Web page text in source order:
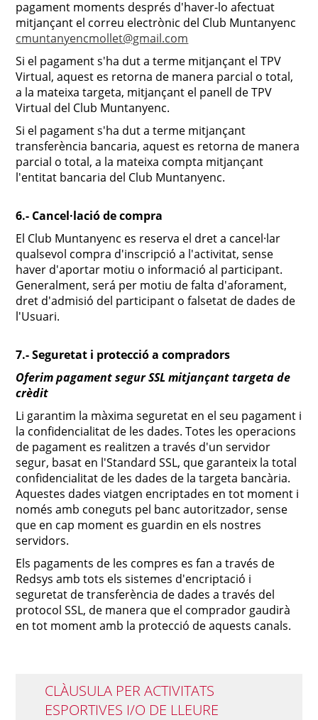
pagament moments després d'haver-lo afectuat
mitjançant el correu electrònic del Club Muntanyenc
cmuntanyencmollet@gmail.com
Si el pagament s'ha dut a terme mitjançant el TPV
Virtual, aquest es retorna de manera parcial o total,
a la mateixa targeta, mitjançant el panell de TPV
Virtual del Club Muntanyenc.
Si el pagament s'ha dut a terme mitjançant
transferència bancaria, aquest es retorna de manera
parcial o total, a la mateixa compta mitjançant
l'entitat bancaria del Club Muntanyenc.
6.- Cancel·lació de compra
El Club Muntanyenc es reserva el dret a cancel·lar
qualsevol compra d'inscripció a l'activitat, sense
haver d'aportar motiu o informació al participant.
Generalment, será per motiu de falta d'aforament,
dret d'admisió del participant o falsetat de dades de
l'Usuari.
7.- Seguretat i protecció a compradors
Oferim pagament segur SSL mitjançant targeta de
crèdit
Li garantim la màxima seguretat en el seu pagament i
la confidencialitat de les dades. Totes les operacions
de pagament es realitzen a través d'un servidor
segur, basat en l'Standard SSL, que garanteix la total
confidencialitat de les dades de la targeta bancària.
Aquestes dades viatgen encriptades en tot moment i
només amb coneguts pel banc autoritzador, sense
que en cap moment es guardin en els nostres
servidors.
Els pagaments de les compres es fan a través de
Redsys amb tots els sistemes d'encriptació i
seguretat de transferència de dades a través del
protocol SSL, de manera que el comprador gaudirà
en tot moment amb la protecció de aquests canals.
CLÀUSULA PER ACTIVITATS
ESPORTIVES I/O DE LLEURE